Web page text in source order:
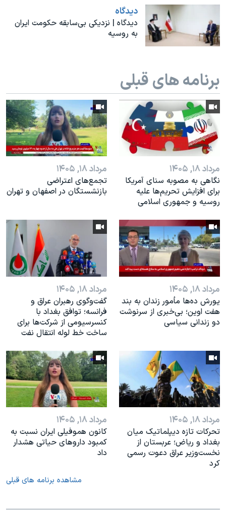
نرگس محمدی برنده جایزه نوبل صلح
همایش محافظه‌کاران آمریکا «سی‌پک»
سفر پرزیدنت ترامپ به چین
دیدگاه
دیدگاه | نزدیکی بی‌سابقه حکومت ایران
به روسیه
برنامه های قبلی
مرداد ۱۸, ۱۴۰۵
نگاهی به مصوبه سنای آمریکا
برای افزایش تحریم‌ها علیه
روسیه و جمهوری اسلامی
مرداد ۱۸, ۱۴۰۵
تجمع‌های اعتراضی
بازنشستگان در اصفهان و تهران
مرداد ۱۸, ۱۴۰۵
یورش ده‌ها مأمور زندان به بند
هفت اوین؛ بی‌خبری از سرنوشت
دو زندانی سیاسی
مرداد ۱۸, ۱۴۰۵
گفت‌وگوی رهبران عراق و
فرانسه؛ توافق بغداد با
کنسرسیومی از شرکت‌ها برای
ساخت خط لوله انتقال نفت
مرداد ۱۸, ۱۴۰۵
تحرکات تازه دیپلماتیک میان
بغداد و ریاض؛ عربستان از
نخست‌وزیر عراق دعوت رسمی
کرد
مرداد ۱۸, ۱۴۰۵
کانون هموفیلی ایران نسبت به
کمبود داروهای حیاتی هشدار
داد
مشاهده برنامه های قبلی